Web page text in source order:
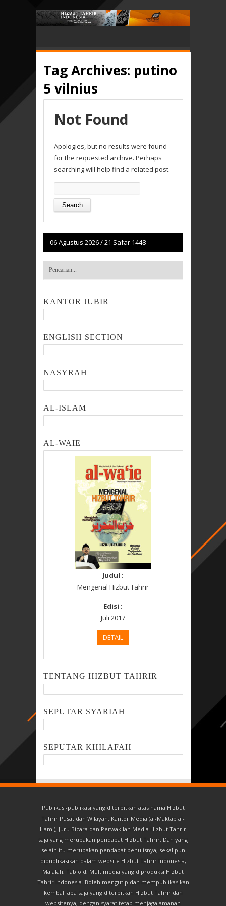
Tag Archives: putino
5 vilnius
Not Found
Apologies, but no results were found
for the requested archive. Perhaps
searching will help find a related post.
for:
06 Agustus 2026/21 Safar 1448
KANTOR JUBIR
ENGLISH SECTION
NASYRAH
AL-ISLAM
AL-WAIE
Judul :
Mengenal Hizbut Tahrir
Edisi :
Juli 2017
DETAIL
TENTANG HIZBUT TAHRIR
SEPUTAR SYARIAH
SEPUTAR KHILAFAH
Publikasi-publikasi yang diterbitkan atas nama Hizbut
Tahrir Pusat dan Wilayah, Kantor Media (al-Maktab al-
I'lami), Juru Bicara dan Perwakilan Media Hizbut Tahrir
saja yang merupakan pendapat Hizbut Tahrir. Dan yang
selain itu merupakan pendapat penulisnya, sekalipun
dipublikasikan dalam website Hizbut Tahrir Indonesia,
Majalah, Tabloid, Multimedia yang diproduksi Hizbut
Tahrir Indonesia. Boleh mengutip dan mempublikasikan
kembali apa saja yang diterbitkan Hizbut Tahrir dan
websitenya, dengan syarat tetap menjaga amanah